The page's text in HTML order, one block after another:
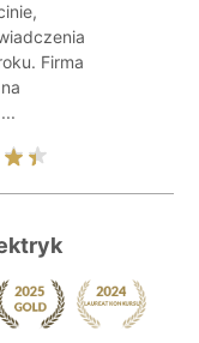
Firma